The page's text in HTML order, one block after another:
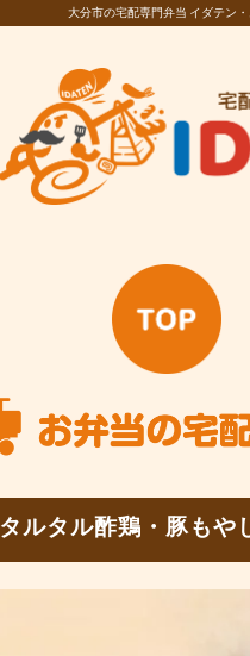
大分市の宅配専門弁当 イダテン
タルタル酢鶏・豚もや